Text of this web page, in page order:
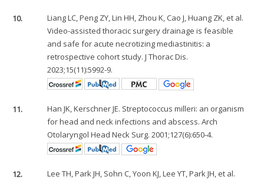
10.
Liang LC, Peng ZY, Lin HH, Zhou K, Cao J, Huang ZK, et al.
Video-assisted thoracic surgery drainage is feasible
and safe for acute necrotizing mediastinitis: a
retrospective cohort study. J Thorac Dis.
2023;15(11):5992-9.
11.
Han JK, Kerschner JE. Streptococcus milleri: an organism
for head and neck infections and abscess. Arch
Otolaryngol Head Neck Surg. 2001;127(6):650-4.
12.
Lee TH, Park JH, Sohn C, Yoon KJ, Lee YT, Park JH, et al.